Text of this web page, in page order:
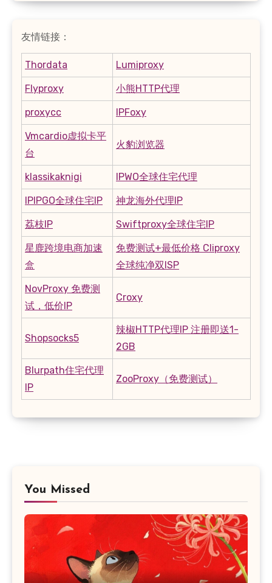
友情链接：
Thordata Lumiproxy
Flyproxy 小熊HTTP代理
proxycc IPFoxy
Vmcardio虚拟卡平
台
火豹浏览器
klassikaknigi IPWO全球住宅代理
IPIPGO全球住宅IP 神龙海外代理IP
荔枝IP Swiftproxy全球住宅IP
星鹿跨境电商加速
盒
免费测试+最低价格 Cliproxy
全球纯净双ISP
NovProxy 免费测
试，低价IP
Croxy
Shopsocks5
辣椒HTTP代理IP 注册即送1-
2GB
Blurpath住宅代理
IP
ZooProxy（免费测试）
You Missed